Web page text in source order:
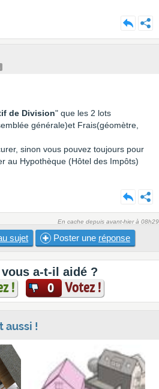
de Division" que les 2 lots
générale)et Frais(géomètre,
sinon vous pouvez toujours pour
au Hypothèque (Hôtel des Impôts)
En cache depuis avant-hier à 08h29
sujet Poster une réponse
a-t-il aidé ?
! 0 Votez !
aussi !